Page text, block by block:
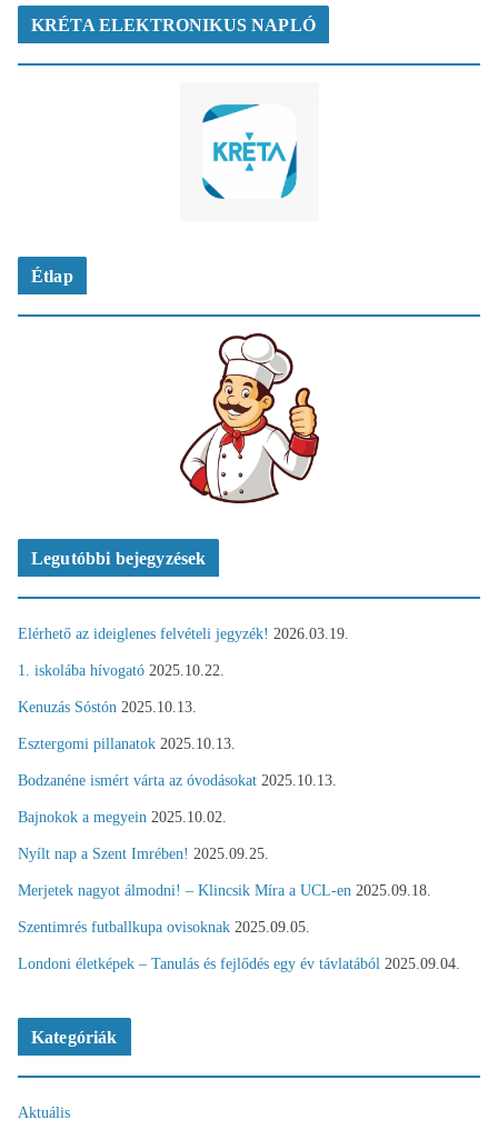
KRÉTA ELEKTRONIKUS NAPLÓ
Étlap
Legutóbbi bejegyzések
Elérhető az ideiglenes felvételi jegyzék! 2026.03.19.
1. iskolába hívogató 2025.10.22.
Kenuzás Sóstón 2025.10.13.
Esztergomi pillanatok 2025.10.13.
Bodzanéne ismért várta az óvodásokat 2025.10.13.
Bajnokok a megyein 2025.10.02.
Nyílt nap a Szent Imrében! 2025.09.25.
Merjetek nagyot álmodni! – Klincsik Míra a UCL-en 2025.09.18.
Szentimrés futballkupa ovisoknak 2025.09.05.
Londoni életképek – Tanulás és fejlődés egy év távlatából 2025.09.04.
Kategóriák
Aktuális